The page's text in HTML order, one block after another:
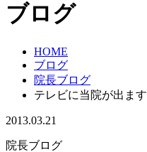
ブログ
HOME
ブログ
院長ブログ
テレビに当院が出ます
2013.03.21
院長ブログ